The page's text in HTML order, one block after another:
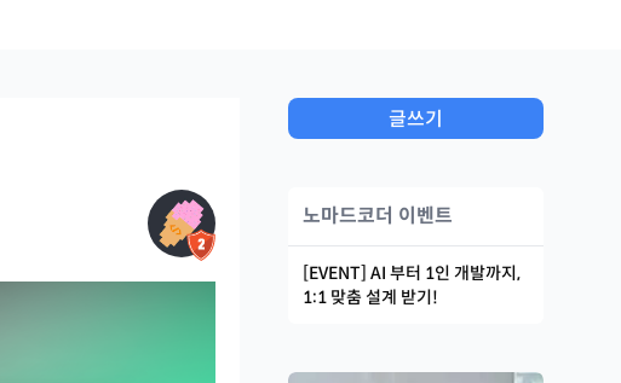
글쓰기
노마드코더 이벤트
[EVENT] AI 부터 1인 개발까지,
1:1 맞춤 설계 받기!